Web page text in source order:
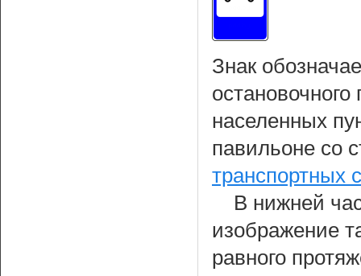
Знак
остановочного
населенных
павильоне со
транспортных
В нижней
изображение
равного